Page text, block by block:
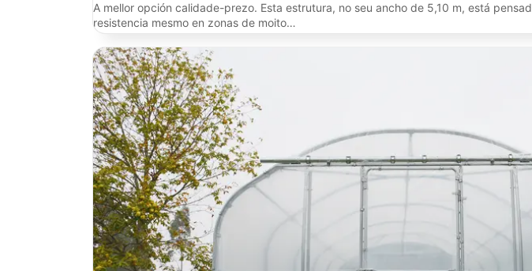
A mellor opción calidade-prezo. Esta estrutura, no seu ancho de 5,10 m, está
resistencia mesmo en zonas de moito…